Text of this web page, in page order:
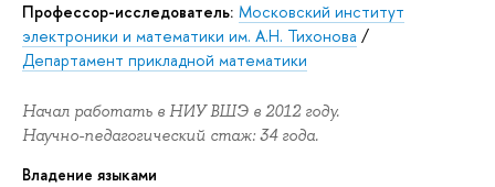
Профессор-исследователь: Московский институт
электроники и математики им. А.Н. Тихонова /
Департамент прикладной математики
Начал работать в НИУ ВШЭ в 2012 году.
Научно-педагогический стаж: 34 года.
Владение языками